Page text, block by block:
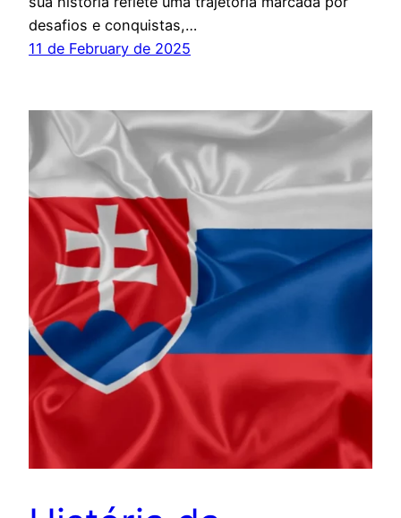
desafios e conquistas,…
11 de February de 2025